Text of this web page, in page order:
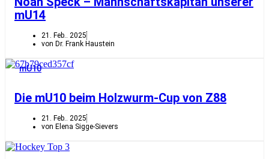
mU14
21. Feb.. 2025
von Dr. Frank Haustein
mU10
Die mU10 beim Holzwurm-Cup von Z88
21. Feb.. 2025
von Elena Sigge-Sievers